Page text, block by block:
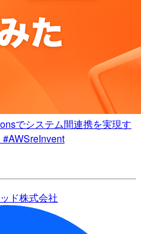
でシステム間連携を実現す
ド株式会社